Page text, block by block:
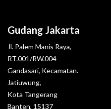
Gudang Jakarta
Jl. Palem Manis Raya,
RT.001/RW.004
Gandasari, Kecamatan.
Jatiuwung,
Kota Tangerang
Banten, 15137